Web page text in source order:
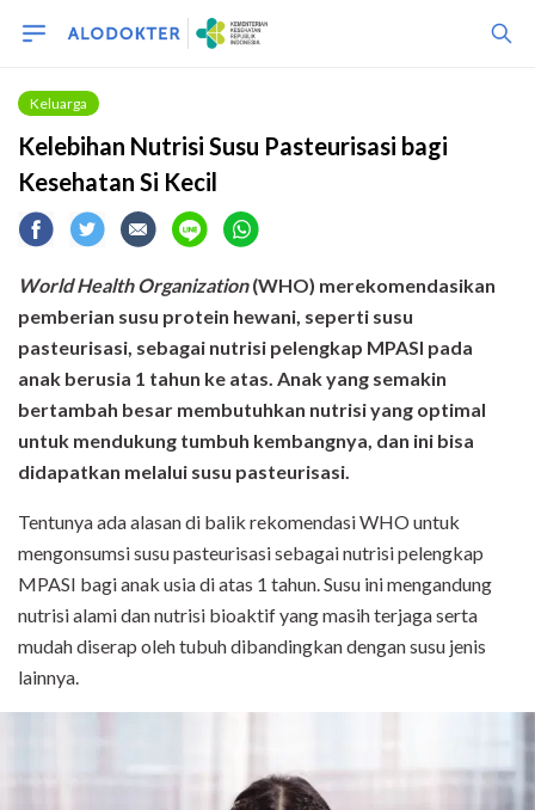
Keluarga
Kelebihan Nutrisi Susu Pasteurisasi bagi
Kesehatan Si Kecil
World Health Organization(WHO) merekomendasikan
pemberian susu protein hewani, seperti susu
pasteurisasi, sebagai nutrisi pelengkap MPASI pada
anak berusia 1 tahun ke atas. Anak yang semakin
bertambah besar membutuhkan nutrisi yang optimal
untuk mendukung tumbuh kembangnya, dan ini bisa
didapatkan melalui susu pasteurisasi.
Tentunya ada alasan di balik rekomendasi WHO untuk
mengonsumsi susu pasteurisasi sebagai nutrisi pelengkap
MPASI bagi anak usia di atas 1 tahun. Susu inimengandung
nutrisi alami dan nutrisi bioaktif yang masih terjaga serta
mudah diserap oleh tubuh dibandingkan dengan susu jenis
lainnya.